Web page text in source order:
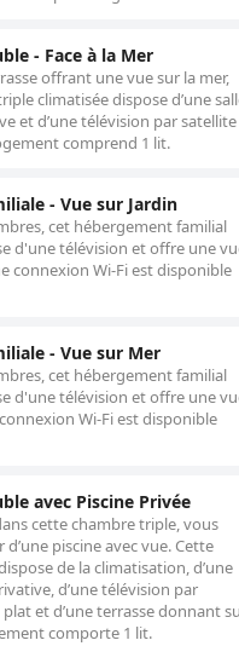
- Face à la Mer
offrant une vue sur la mer,
climatisée dispose d’une
et d’une télévision par satellite
comprend 1 lit.
- Vue sur Jardin
cet hébergement familial
d'une télévision et offre une
connexion Wi-Fi est disponible
- Vue sur Mer
cet hébergement familial
d'une télévision et offre une
Wi-Fi est disponible
avec Piscine Privée
cette chambre triple, vous
piscine avec vue. Cette
de la climatisation, d’une
d’une télévision par
et d’une terrasse donnant
comporte 1 lit.